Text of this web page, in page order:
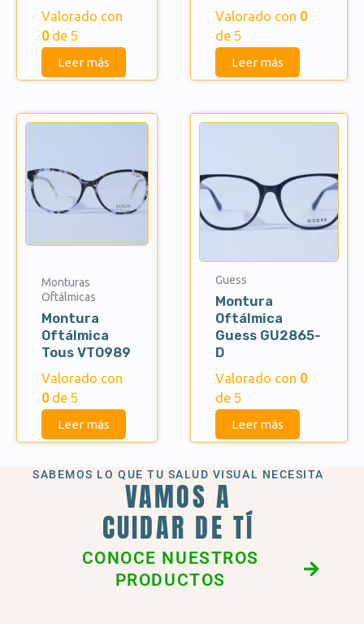
Valorado con
0de 5
Leer más
Valorado con 0
de 5
Leer más
Monturas
Oftálmicas
Montura
Oftálmica
Tous VTO989
Valorado con
0de 5
Leer más
Guess
Montura
Oftálmica
Guess GU2865-
D
Valorado con 0
de 5
Leer más
SABEMOS LO QUE TU SALUD VISUAL NECESITA
VAMOS A
CUIDAR DE TÍ
CONOCE NUESTROS
PRODUCTOS